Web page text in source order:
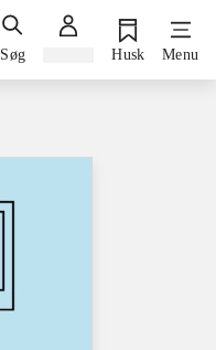
Søg Husk Menu